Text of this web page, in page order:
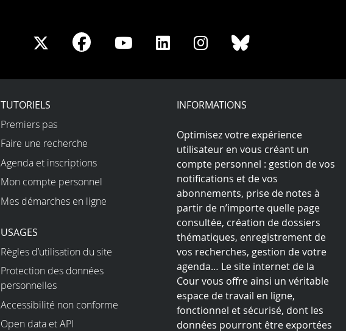
Share
X
Share
Facebook
Share
Youtube
Share
LinkedIn
Share
Instagram
Share
Bluesky
TUTORIELS
Premiers pas
Faire une recherche
Agenda et inscriptions
Mon compte personnel
Mes démarches en ligne
USAGES
Règles d’utilisation du site
Protection des données
personnelles
Accessibilité non conforme
Open data et API
INFORMATIONS
Optimisez votre expérience
utilisateur en vous créant un
compte personnel : gestion de vos
notifications et de vos
abonnements, prise de notes à
partir de n’importe quelle page
consultée, création de dossiers
thématiques, enregistrement de
vos recherches, gestion de votre
agenda… Le site internet de la
Cour vous offre ainsi un véritable
espace de travail en ligne,
fonctionnel et sécurisé, dont les
données pourront être exportées